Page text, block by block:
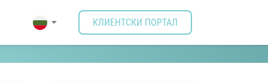
КЛИЕНТСКИ ПОРТАЛ